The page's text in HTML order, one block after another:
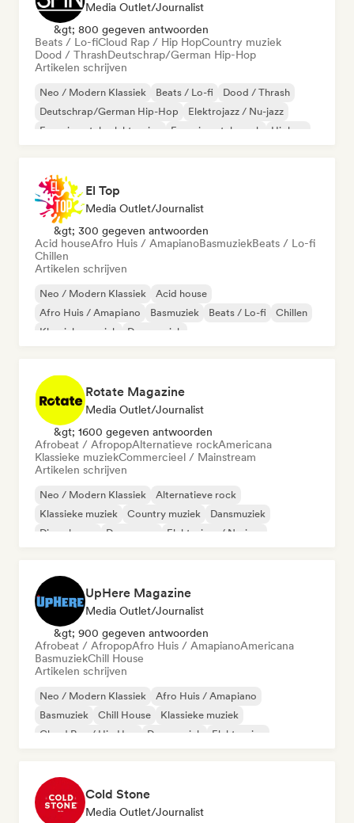
Media Outlet/Journalist
&gt; 800 gegeven antwoorden
Beats / Lo-fiCloud Rap / Hip HopCountry muziek
Dood / ThrashDeutschrap/German Hip-Hop
Artikelen schrijven
Neo / Modern Klassiek Beats / Lo-fi
Dood / Thrash
Deutschrap/German Hip-Hop
Elektrojazz / Nu-jazz
Experimentele elektronica
Experimentele rock Hiphop
El Top
Media Outlet/Journalist
&gt; 300 gegeven antwoorden
Acid houseAfro Huis / AmapianoBasmuziekBeats / Lo-fi
Chillen
Artikelen schrijven
Neo / Modern Klassiek
Acid house
Afro Huis / Amapiano
Basmuziek Beats / Lo-fi
Chillen
Klassieke muziek
Dansmuziek
Rotate Magazine
Media Outlet/Journalist
&gt; 1600 gegeven antwoorden
Afrobeat / AfropopAlternatieve rockAmericana
Klassieke muziekCommercieel / Mainstream
Artikelen schrijven
Neo / Modern Klassiek
Alternatieve rock
Klassieke muziek
Country muziek
Dansmuziek
Diepe house
Droompop Elektrojazz / Nu-jazz
UpHere Magazine
Media Outlet/Journalist
&gt; 900 gegeven antwoorden
Afrobeat / AfropopAfro Huis / AmapianoAmericana
BasmuziekChill House
Artikelen schrijven
Neo / Modern Klassiek
Afro Huis / Amapiano
Basmuziek
Chill House
Klassieke muziek
Cloud Rap / Hip Hop
Dansmuziek Elektronica
Cold Stone
Media Outlet/Journalist